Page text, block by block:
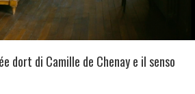
dort di Camille de Chenay e il senso